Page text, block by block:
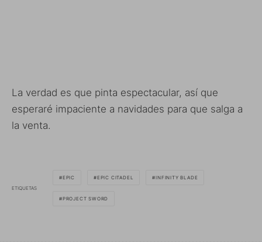
La verdad es que pinta espectacular, así que
esperaré impaciente a navidades para que salga a
la venta.
ETIQUETAS
EPIC EPIC CITADEL INFINITY BLADE
PROJECT SWORD